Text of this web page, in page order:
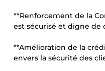
**Renforcement de la
est sécurisé et digne de
**Amélioration de la
envers la sécurité des